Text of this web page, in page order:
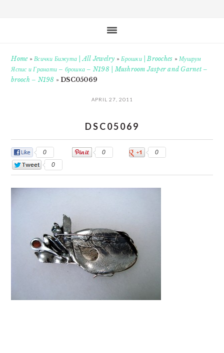
Home»Всички Бижута | All Jewelry »Брошки | Brooches »Мушрум
Яспис и Гранати – брошка – N198 | Mushroom Jasper and Garnet –
brooch – N198 »DSC05069
APRIL 27, 2011
DSC05069
0 0
0
0